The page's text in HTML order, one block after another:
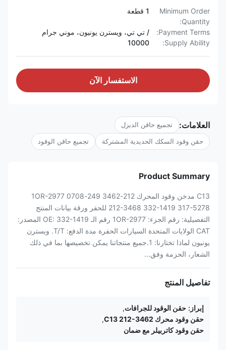
Minimum Order
Quantity:
1 قطعة
Payment Terms:
/ تي تي، ويسترن يونيون، موني جرام
Supply Ability:
10000
الاستفسار الآن
العلامات: تجميع حاقن الديزل
حقن وقود السكك الحديدية المشتركة تجميع حاقن الوقود
Product Summary
C13 مدخن وقود المحرك 212-3462 249-0708 1OR-2977
212-3468 332-1419 317-5278 للحفر ورقة بيانات المنتج
التفصيلية: رقم الجزء: 1OR-2977 رقم الـ OE: 332-1419 المصدر:
CAT الولايات المتحدة السيارات الحفرة مدة الدفع: T/T. ويسترن
يونيون لماذا تختارنا: 1.جميع منتجاتنا يمكن تخصيصها بما في ذلك
الشعار، الحزمة وفق...
تفاصيل المنتج
إبراز: حقن الوقود للجرافات,
حقن وقود محرك C13 212-3462
,
حقن وقود كاتربيلر مع ضمان